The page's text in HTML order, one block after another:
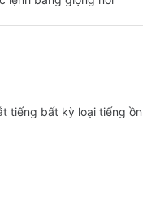
tiếng bất kỳ loại tiếng